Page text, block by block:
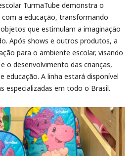
TurmaTube demonstra o
a educação, transformando
que estimulam a imaginação
Após shows e outros produtos, a
para o ambiente escolar, visando
o desenvolvimento das crianças,
educação. A linha estará disponível
especializadas em todo o Brasil.